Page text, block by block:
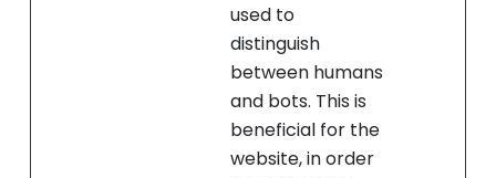
used to
distinguish
between humans
and bots. This is
beneficial for the
website, in order